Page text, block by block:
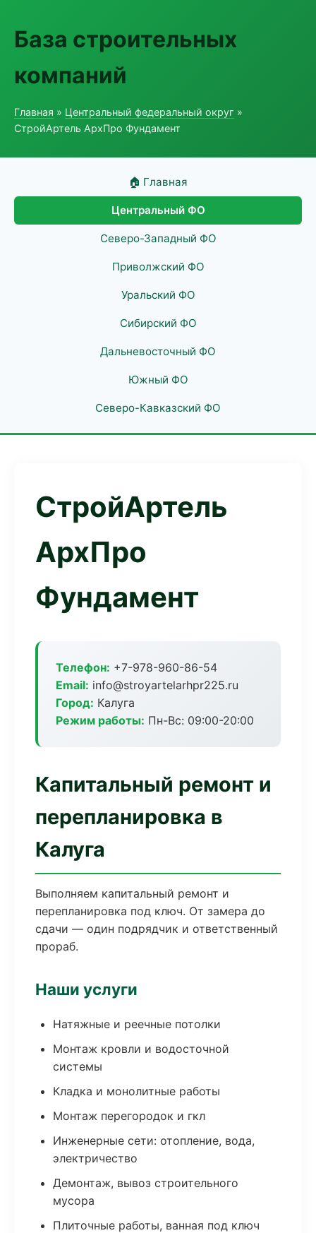
База строительных
компаний
Главная » Центральный федеральный округ »
СтройАртель АрхПро Фундамент
🏠 Главная
Центральный ФО
Северо-Западный ФО
Приволжский ФО
Уральский ФО
Сибирский ФО
Дальневосточный ФО
Южный ФО
Северо-Кавказский ФО
СтройАртель
АрхПро
Фундамент
Телефон: +7-978-960-86-54
Email: info@stroyartelarhpr225.ru
Город: Калуга
Режим работы: Пн-Вс: 09:00-20:00
Капитальный ремонт и
перепланировка в
Калуга
Выполняем капитальный ремонт и
перепланировка под ключ. От замера до
сдачи — один подрядчик и ответственный
прораб.
Наши услуги
Натяжные и реечные потолки
Монтаж кровли и водосточной
системы
Кладка и монолитные работы
Монтаж перегородок и гкл
Инженерные сети: отопление, вода,
электричество
Демонтаж, вывоз строительного
мусора
Плиточные работы, ванная под ключ